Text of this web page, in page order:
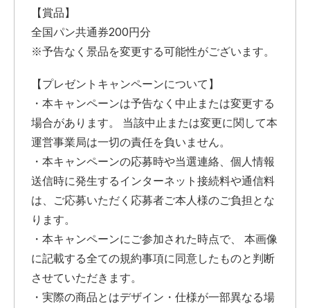
【賞品】
全国パン共通券200円分
※予告なく景品を変更する可能性がございます。
【プレゼントキャンペーンについて】
・本キャンペーンは予告なく中止または変更する
場合があります。 当該中止または変更に関して本
運営事業局は一切の責任を負いません。
・本キャンペーンの応募時や当選連絡、個人情報
送信時に発生するインターネット接続料や通信料
は、ご応募いただく応募者ご本人様のご負担とな
ります。
・本キャンペーンにご参加された時点で、 本画像
に記載する全ての規約事項に同意したものと判断
させていただきます。
・実際の商品とはデザイン・仕様が一部異なる場